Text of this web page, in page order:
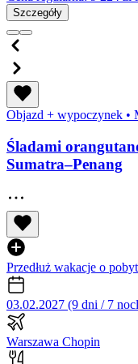
Szczegóły
Objazd + wypoczynek •
Śladami
Sumatra–Penang
Przedłuż wakacje o
03.02.2027 (9 dni / 7
Warszawa Chopin